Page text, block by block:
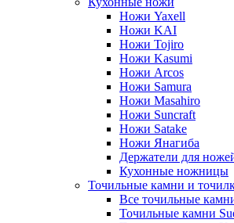
Ножи Yaxell
Ножи KAI
Ножи Tojiro
Ножи Kasumi
Ножи Arcos
Ножи Samura
Ножи Masahiro
Ножи Suncraft
Ножи Satake
Ножи Янагиба
Держатели для
Кухонные ножницы
Точильные камни и
Все точильные
Точильные камни